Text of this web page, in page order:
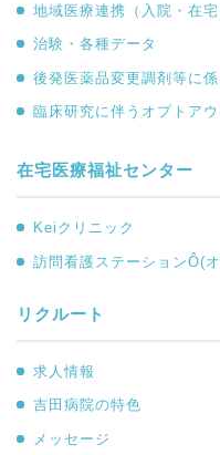
地域医療連携（入院・在宅
治験・各種データ
後発医薬品変更調剤等に
臨床研究に伴うオプトア
在宅医療福祉センター
Keiクリニック
訪問看護ステーションÔ(
リクルート
求人情報
吉田病院の特色
メッセージ